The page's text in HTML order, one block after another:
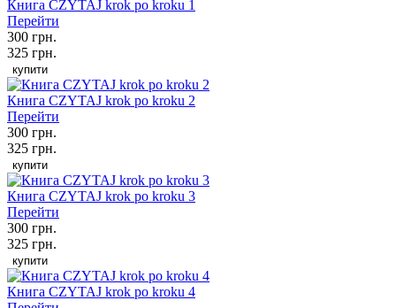
Книга CZYTAJ krok po kroku 1
Перейти
300 грн.
325 грн.
купити
Книга CZYTAJ krok po kroku 2
Перейти
300 грн.
325 грн.
купити
Книга CZYTAJ krok po kroku 3
Перейти
300 грн.
325 грн.
купити
Книга CZYTAJ krok po kroku 4